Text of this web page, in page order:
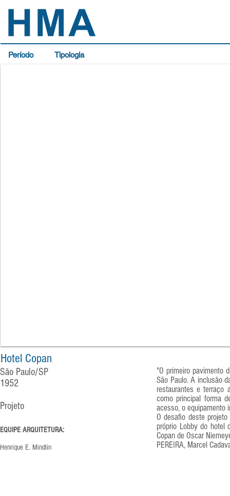
Período Tipologia
Hotel Copan
São Paulo/SP
1952
Projeto
EQUIPE ARQUITETURA:
Henrique E. Mindlin
"O primeiro pavimento
São Paulo. A inclusão
restaurantes e terraço
como principal forma
acesso, o equipamento
O desafio deste
próprio Lobby do hotel
Copan de Oscar
PEREIRA, Marcel